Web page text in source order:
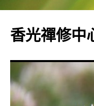
香光禪修中